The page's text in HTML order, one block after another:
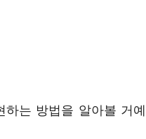
는 방법을 알아볼 거예